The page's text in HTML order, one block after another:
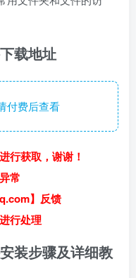
载地址
付费后查看
行获取，谢谢！
常
】反馈
行处理
装步骤及详细教